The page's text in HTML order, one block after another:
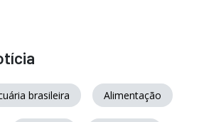
brasileira Alimentação